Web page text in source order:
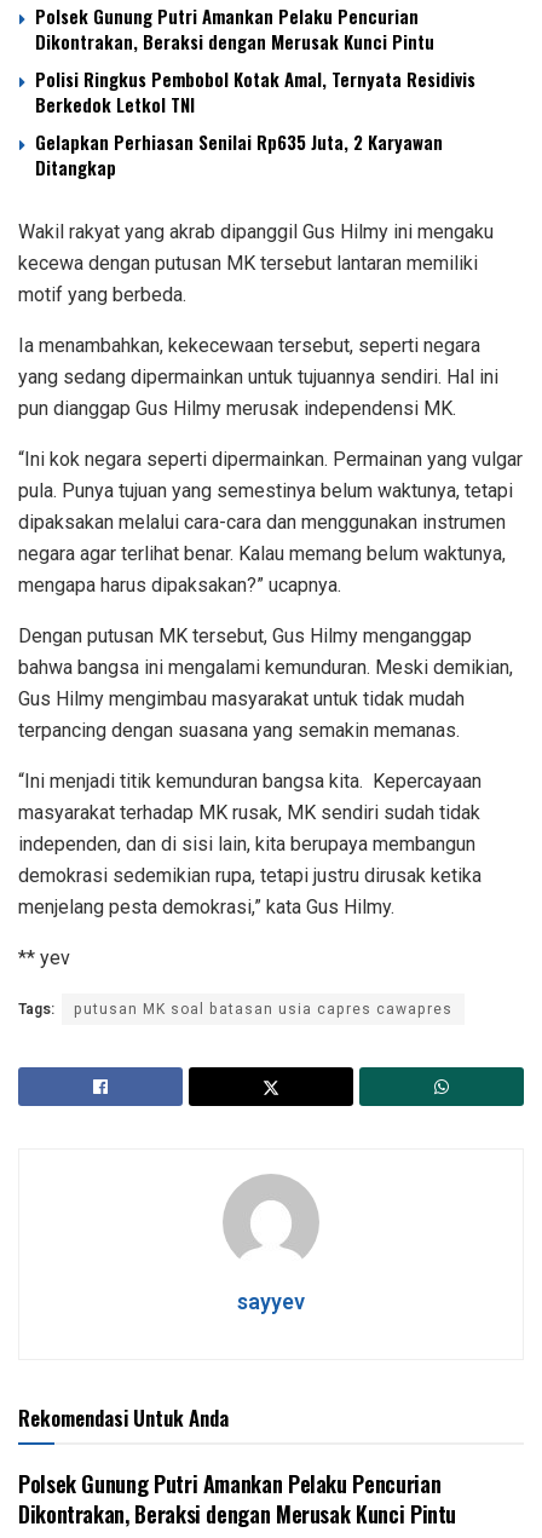
Polsek Gunung Putri Amankan Pelaku Pencurian
Dikontrakan, Beraksi dengan Merusak Kunci Pintu
Polisi Ringkus Pembobol Kotak Amal, Ternyata Residivis
Berkedok Letkol TNI
Gelapkan Perhiasan Senilai Rp635 Juta, 2 Karyawan
Ditangkap
Wakil rakyat yang akrab dipanggil Gus Hilmy ini mengaku
kecewa dengan putusan MK tersebut lantaran memiliki
motif yang berbeda.
Ia menambahkan, kekecewaan tersebut, seperti negara
yang sedang dipermainkan untuk tujuannya sendiri. Hal ini
pun dianggap Gus Hilmy merusak independensi MK.
“Ini kok negara seperti dipermainkan. Permainan yang vulgar
pula. Punya tujuan yang semestinya belum waktunya, tetapi
dipaksakan melalui cara-cara dan menggunakan instrumen
negara agar terlihat benar. Kalau memang belum waktunya,
mengapa harus dipaksakan?” ucapnya.
Dengan putusan MK tersebut, Gus Hilmy menganggap
bahwa bangsa ini mengalami kemunduran. Meski demikian,
Gus Hilmy mengimbau masyarakat untuk tidak mudah
terpancing dengan suasana yang semakin memanas.
“Ini menjadi titik kemunduran bangsa kita. Kepercayaan
masyarakat terhadap MK rusak, MK sendiri sudah tidak
independen, dan di sisi lain, kita berupaya membangun
demokrasi sedemikian rupa, tetapi justru dirusak ketika
menjelang pesta demokrasi,” kata Gus Hilmy.
** yev
Tags: putusan MK soal batasan usia capres cawapres
sayyev
Rekomendasi Untuk Anda
Polsek Gunung Putri Amankan Pelaku Pencurian
Dikontrakan, Beraksi dengan Merusak Kunci Pintu